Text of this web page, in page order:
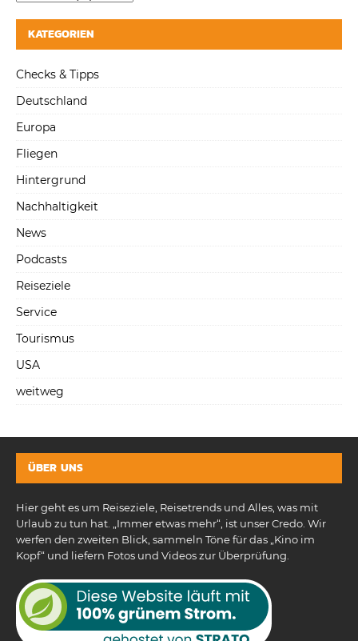
KATEGORIEN
Checks & Tipps
Deutschland
Europa
Fliegen
Hintergrund
Nachhaltigkeit
News
Podcasts
Reiseziele
Service
Tourismus
USA
weitweg
ÜBER UNS
Hier geht es um Reiseziele, Reisetrends und Alles, was mit
Urlaub zu tun hat. „Immer etwas mehr“, ist unser Credo. Wir
werfen den zweiten Blick, sammeln Töne für das „Kino im
Kopf“ und liefern Fotos und Videos zur Überprüfung.